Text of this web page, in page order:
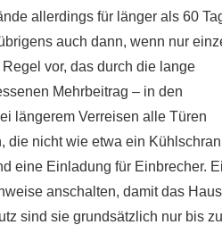
allerdings für länger als 60
auch dann, wenn nur
vor, das durch die lange
Mehrbeitrag – in den
längerem Verreisen alle Türen
die nicht wie etwa ein
eine Einladung für Einbrecher.
anschalten, damit das Haus
sind sie grundsätzlich nur bis